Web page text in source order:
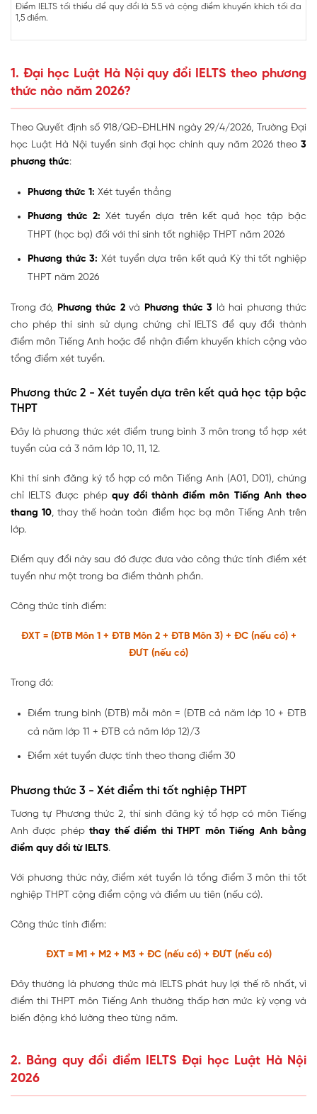
Điểm IELTS tối thiểu để quy đổi là 5.5 và cộng điểm khuyến khích tối đa
1,5 điểm.
1. Đại học Luật Hà Nội quy đổi IELTS theo phương
thức nào năm 2026?
Theo Quyết định số 918/QĐ-ĐHLHN ngày 29/4/2026, Trường Đại
học Luật Hà Nội tuyển sinh đại học chính quy năm 2026 theo 3
phương thức:
Phương thức 1: Xét tuyển thẳng
Phương thức 2: Xét tuyển dựa trên kết quả học tập bậc
THPT (học bạ) đối với thí sinh tốt nghiệp THPT năm 2026
Phương thức 3: Xét tuyển dựa trên kết quả Kỳ thi tốt nghiệp
THPT năm 2026
Trong đó, Phương thức 2và Phương thức 3 là hai phương thức
cho phép thí sinh sử dụng chứng chỉ IELTS để quy đổi thành
điểm môn Tiếng Anh hoặc để nhận điểm khuyến khích cộng vào
tổng điểm xét tuyển.
Phương thức 2 - Xét tuyển dựa trên kết quả học tập bậc
THPT
Đây là phương thức xét điểm trung bình 3 môn trong tổ hợp xét
tuyển của cả 3 năm lớp 10, 11, 12.
Khi thí sinh đăng ký tổ hợp có môn Tiếng Anh (A01, D01), chứng
chỉ IELTS được phép quy đổi thành điểm môn Tiếng Anh theo
thang 10, thay thế hoàn toàn điểm học bạ môn Tiếng Anh trên
lớp.
Điểm quy đổi này sau đó được đưa vào công thức tính điểm xét
tuyển như một trong ba điểm thành phần.
Công thức tính điểm:
ĐXT = (ĐTB Môn 1 + ĐTB Môn 2 + ĐTB Môn 3) + ĐC (nếu có) +
ĐƯT (nếu có)
Trong đó:
Điểm trung bình (ĐTB) mỗi môn = (ĐTB cả năm lớp 10 + ĐTB
cả năm lớp 11 + ĐTB cả năm lớp 12)/3
Điểm xét tuyển được tính theo thang điểm 30
Phương thức 3 - Xét điểm thi tốt nghiệp THPT
Tương tự Phương thức 2, thí sinh đăng ký tổ hợp có môn Tiếng
Anh được phépthay thế điểm thi THPT môn Tiếng Anh bằng
điểm quy đổi từ IELTS.
Với phương thức này, điểm xét tuyển là tổng điểm 3 môn thi tốt
nghiệp THPT cộng điểm cộng và điểm ưu tiên (nếu có).
Công thức tính điểm:
ĐXT = M1 + M2 + M3 + ĐC (nếu có) + ĐƯT (nếu có)
Đây thường là phương thức mà IELTS phát huy lợi thế rõ nhất, vì
điểm thi THPT môn Tiếng Anh thường thấp hơn mức kỳ vọng và
biến động khó lường theo từng năm.
2. Bảng quy đổi điểm IELTS Đại học Luật Hà Nội
2026